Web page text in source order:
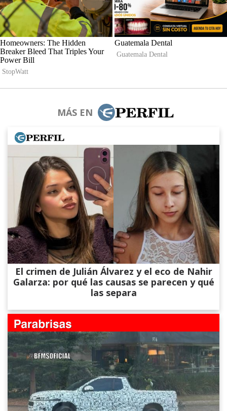
MÁS EN
El crimen de Julián Álvarez y el eco de Nahir
Galarza: por qué las causas se parecen y qué
las separa